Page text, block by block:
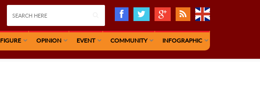
FIGURE OPINION EVENT COMMUNITY INFOGRAPHIC